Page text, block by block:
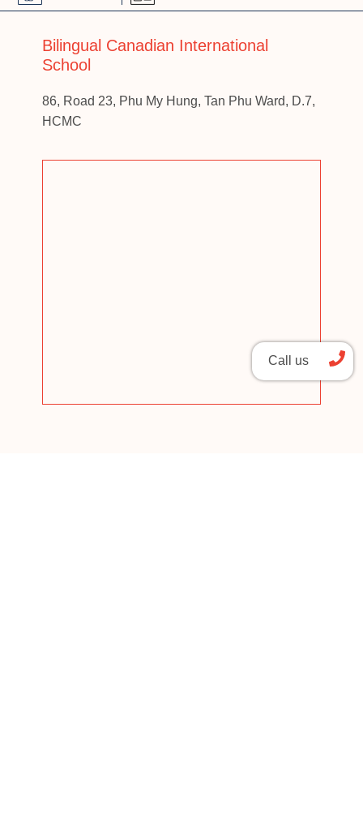
Bilingual Canadian International
School
86, Road 23, Phu My Hung, Tan Phu Ward, D.7,
HCMC
Call us